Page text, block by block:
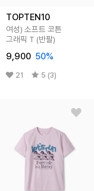
TOPTEN10
여성) 소프트 코튼
그래픽 T (반팔)
9,900 50%
21 5 (3)